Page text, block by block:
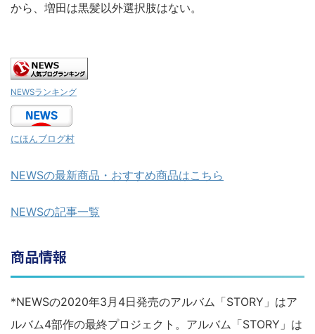
から、増田は黒髪以外選択肢はない。
NEWSランキング
にほんブログ村
NEWSの最新商品・おすすめ商品はこちら
NEWSの記事一覧
商品情報
*NEWSの2020年3月4日発売のアルバム「STORY」はア
ルバム4部作の最終プロジェクト。アルバム「STORY」は